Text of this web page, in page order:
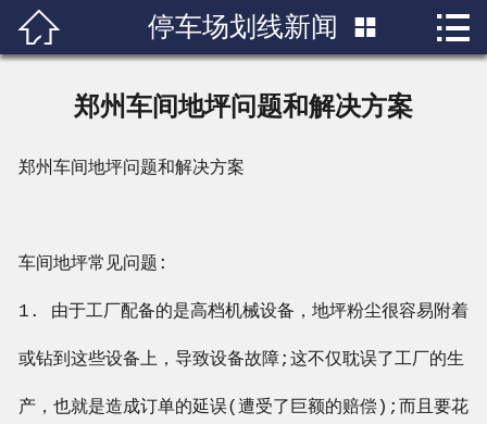
 首页
行业知识
人才招聘
 停车场划线新闻  
郑州车间地坪问题和解决方案
郑州车间地坪问题和解决方案
车间地坪常见问题:
1. 由于工厂配备的是高档机械设备，地坪粉尘很容易附着
或钻到这些设备上，导致设备故障;这不仅耽误了工厂的生
产，也就是造成订单的延误(遭受了巨额的赔偿);而且要花